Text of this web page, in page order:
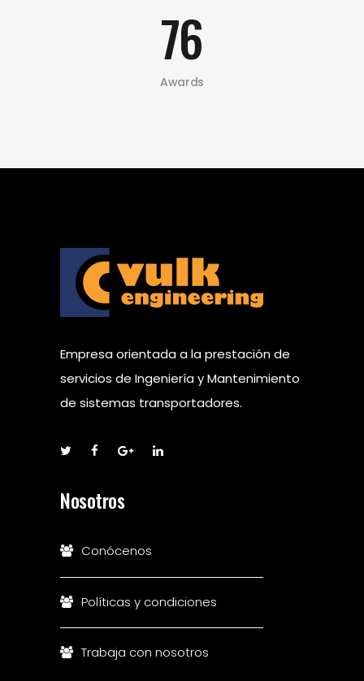
76
Awards
Empresa orientada a la prestación de
servicios de Ingeniería y Mantenimiento
de sistemas transportadores.
Nosotros
Conócenos
Políticas y condiciones
Trabaja con nosotros